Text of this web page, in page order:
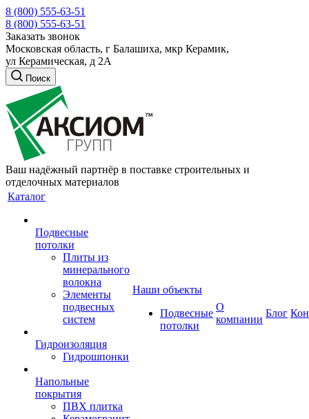
8 (800) 555-63-51
8 (800) 555-63-51
Заказать звонок
Московская область, г Балашиха, мкр Керамик,
ул Керамическая, д 2А
Поиск
Ваш надёжный партнёр в поставке строительных и
отделочных материалов
Каталог
Подвесные
потолки
Плиты из
минерального
волокна
Элементы
подвесных
систем
Гидроизоляция
Гидрошпонки
Напольные
покрытия
ПВХ плитка
Наши объекты
Подвесные
потолки
О
компании
Блог